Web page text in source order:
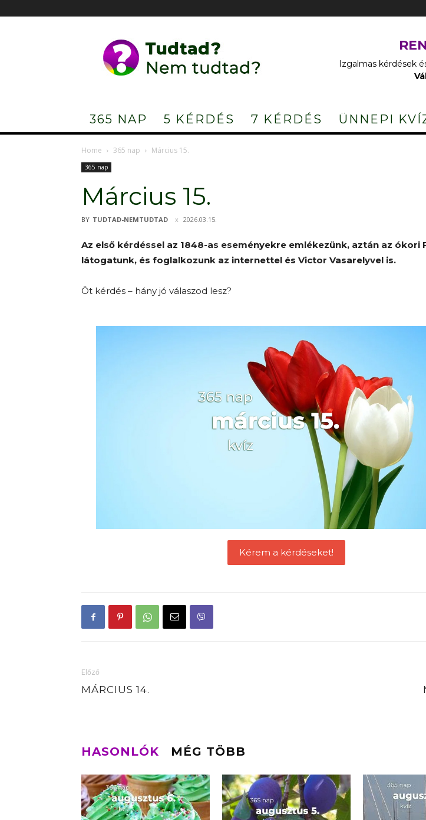
Nem
tudtad?
Izgalmas kérdések
365 NAP 5 KÉRDÉS 7 KÉRDÉS ÜNNEPI
Home 365 nap Március 15.
365 nap
Március 15.
BY TUDTAD-NEMTUDTAD 2026.03.15.
Az első kérdéssel az 1848-as eseményekre emlékezünk, aztán az ókori
látogatunk, és foglalkozunk az internettel és Victor Vasarelyvel is.
Öt kérdés – hány jó válaszod lesz?
Kérem a kérdéseket!
Előző
MÁRCIUS 14.
HASONLÓK MÉG TÖBB